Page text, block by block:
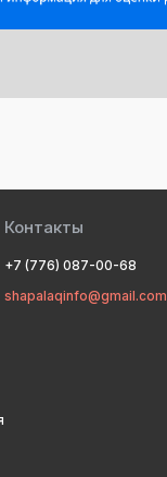
Контакты
+7 (776) 087-00-68
shapalaqinfo@gmail.com